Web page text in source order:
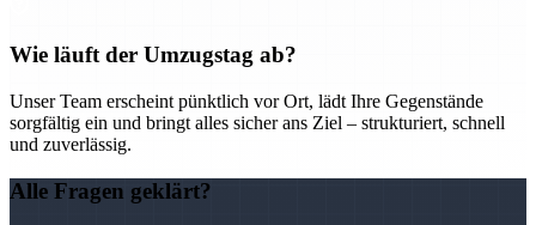
Wie läuft der Umzugstag ab?
Unser Team erscheint pünktlich vor Ort, lädt Ihre Gegenstände
sorgfältig ein und bringt alles sicher ans Ziel – strukturiert, schnell
und zuverlässig.
Alle Fragen geklärt?